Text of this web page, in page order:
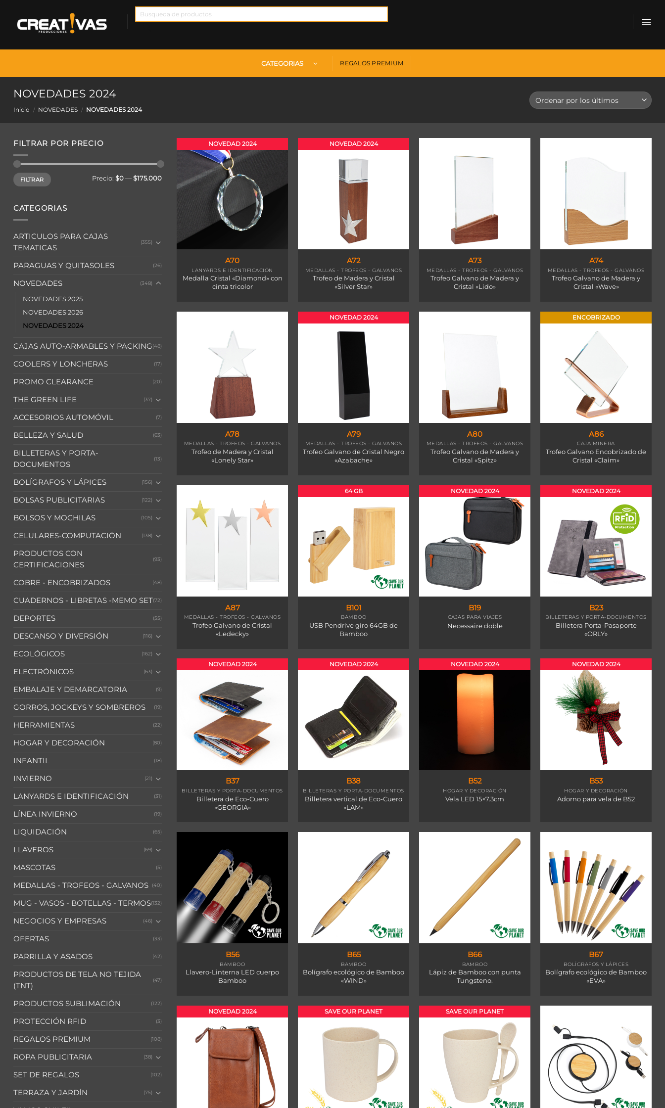
contenido
CATEGORIAS REGALOS PREMIUM
NOVEDADES 2024
Inicio / NOVEDADES / NOVEDADES 2024
FILTRAR POR PRECIO
Precio
mínimo
Precio
máximo
FILTRAR Precio: $0 — $175.000
CATEGORIAS
ARTICULOS PARA CAJAS
TEMATICAS
(355)
PARAGUAS Y QUITASOLES (26)
NOVEDADES (348)
NOVEDADES 2025
NOVEDADES 2026
NOVEDADES 2024
CAJAS AUTO-ARMABLES Y PACKING(48)
COOLERS Y LONCHERAS (17)
PROMO CLEARANCE (20)
THE GREEN LIFE (37)
ACCESORIOS AUTOMÓVIL (7)
BELLEZA Y SALUD (63)
BILLETERAS Y PORTA-
DOCUMENTOS
(13)
BOLÍGRAFOS Y LÁPICES (156)
BOLSAS PUBLICITARIAS (122)
BOLSOS Y MOCHILAS (105)
CELULARES-COMPUTACIÓN (138)
PRODUCTOS CON
CERTIFICACIONES
(93)
COBRE - ENCOBRIZADOS (48)
CUADERNOS - LIBRETAS -MEMO SET(72)
DEPORTES (55)
DESCANSO Y DIVERSIÓN (116)
ECOLÓGICOS (162)
ELECTRÓNICOS (63)
EMBALAJE Y DEMARCATORIA (9)
GORROS, JOCKEYS Y SOMBREROS (19)
HERRAMIENTAS (22)
HOGAR Y DECORACIÓN (80)
INFANTIL (18)
INVIERNO (21)
LANYARDS E IDENTIFICACIÓN (31)
LÍNEA INVIERNO (19)
LIQUIDACIÓN (65)
LLAVEROS (69)
MASCOTAS (5)
MEDALLAS - TROFEOS - GALVANOS (40)
MUG - VASOS - BOTELLAS - TERMOS(132)
NEGOCIOS Y EMPRESAS (46)
OFERTAS (33)
PARRILLA Y ASADOS (42)
PRODUCTOS DE TELA NO TEJIDA
(TNT)
(47)
PRODUCTOS SUBLIMACIÓN (122)
PROTECCIÓN RFID (3)
REGALOS PREMIUM (108)
ROPA PUBLICITARIA (38)
SET DE REGALOS (102)
TERRAZA Y JARDÍN (75)
NOVEDAD 2024
A70
LANYARDS E IDENTIFICACIÓN
Medalla Cristal «Diamond» con
cinta tricolor
NOVEDAD 2024
A72
MEDALLAS - TROFEOS - GALVANOS
Trofeo de Madera y Cristal
«Silver Star»
A73
MEDALLAS - TROFEOS - GALVANOS
Trofeo Galvano de Madera y
Cristal «Lido»
A74
MEDALLAS - TROFEOS - GALVANOS
Trofeo Galvano de Madera y
Cristal «Wave»
A78
MEDALLAS - TROFEOS - GALVANOS
Trofeo de Madera y Cristal
«Lonely Star»
NOVEDAD 2024
A79
MEDALLAS - TROFEOS - GALVANOS
Trofeo Galvano de Cristal Negro
«Azabache»
A80
MEDALLAS - TROFEOS - GALVANOS
Trofeo Galvano de Madera y
Cristal «Spitz»
ENCOBRIZADO
A86
CAJA MINERA
Trofeo Galvano Encobrizado de
Cristal «Claim»
A87
MEDALLAS - TROFEOS - GALVANOS
Trofeo Galvano de Cristal
«Ledecky»
64 GB
B101
BAMBOO
USB Pendrive giro 64GB de
Bamboo
NOVEDAD 2024
B19
CAJAS PARA VIAJES
Necessaire doble
NOVEDAD 2024
B23
BILLETERAS Y PORTA-DOCUMENTOS
Billetera Porta-Pasaporte
«ORLY»
NOVEDAD 2024
B37
BILLETERAS Y PORTA-DOCUMENTOS
Billetera de Eco-Cuero
«GEORGIA»
NOVEDAD 2024
B38
BILLETERAS Y PORTA-DOCUMENTOS
Billetera vertical de Eco-Cuero
«LAM»
NOVEDAD 2024
B52
HOGAR Y DECORACIÓN
Vela LED 15×7.3cm
NOVEDAD 2024
B53
HOGAR Y DECORACIÓN
Adorno para vela de B52
B56
BAMBOO
Llavero-Linterna LED cuerpo
Bamboo
B65
BAMBOO
Bolígrafo ecológico de Bamboo
«WIND»
B66
BAMBOO
Lápiz de Bamboo con punta
Tungsteno.
B67
BOLÍGRAFOS Y LÁPICES
Bolígrafo ecológico de Bamboo
«EVA»
NOVEDAD 2024 SAVE OUR PLANET SAVE OUR PLANET